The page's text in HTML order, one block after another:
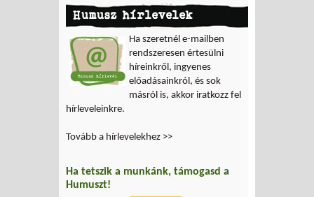
Humusz hírlevelek
Ha szeretnél e-mailben
rendszeresen értesülni
híreinkről, ingyenes
előadásainkról, és sok
másról is, akkor iratkozz fel
hírleveleinkre.
Tovább a hírlevelekhez >>
Ha tetszik a munkánk, támogasd a
Humuszt!